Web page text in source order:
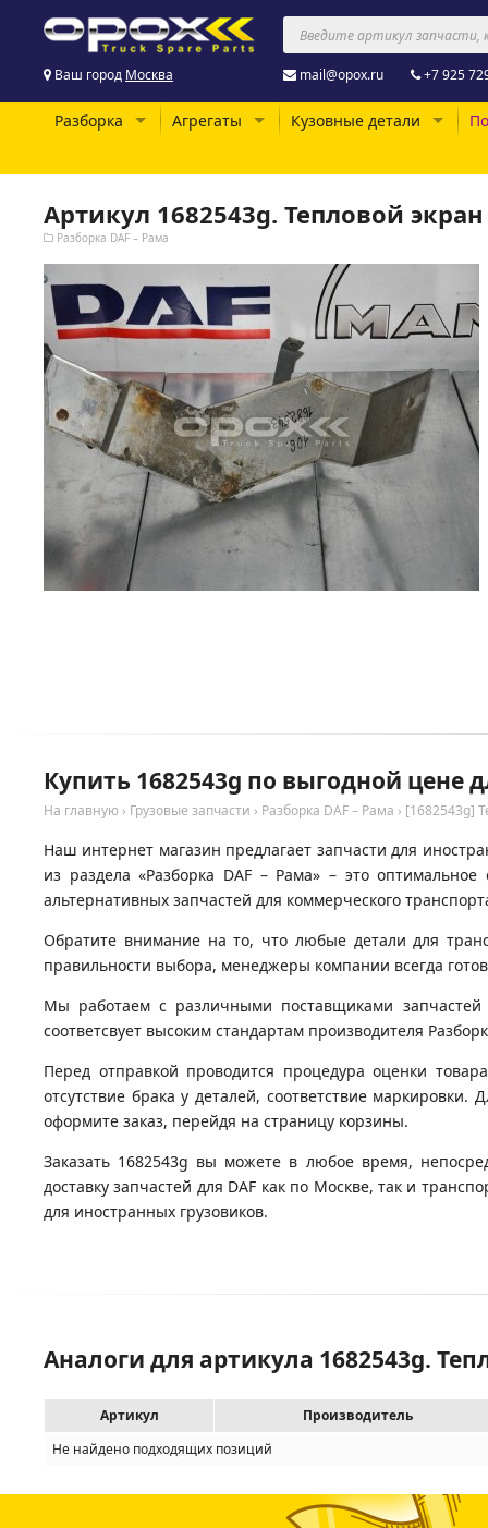
Ваш город Москва mail@opox.ru +7 925
Разборка Агрегаты Кузовные детали
Артикул 1682543g. Тепловой экран
Разборка DAF – Рама
Купить 1682543g по выгодной цене
На главную › Грузовые запчасти › Разборка DAF – Рама › [1682543g]
Наш интернет магазин предлагает запчасти для
из раздела «Разборка DAF – Рама» – это
альтернативных запчастей для коммерческого
Обратите внимание на то, что любые детали для
правильности выбора, менеджеры компании всегда
Мы работаем с различными поставщиками запчастей
соответсвует высоким стандартам производителя
Перед отправкой проводится процедура оценки
отсутствие брака у деталей, соответствие
оформите заказ, перейдя на страницу корзины.
Заказать 1682543g вы можете в любое время,
доставку запчастей для DAF как по Москве, так и
для иностранных грузовиков.
Аналоги для артикула 1682543g.
Артикул
Производитель
Не найдено подходящих позиций